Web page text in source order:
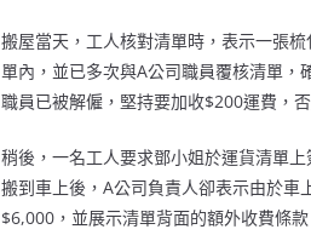
搬屋當天，工人核對清單時，表示一張
單內，並已多次與A公司職員覆核清單，
職員已被解僱，堅持要加收$200運費，
稍後，一名工人要求鄧小姐於運貨清單
搬到車上後，A公司負責人卻表示由於車
$6,000，並展示清單背面的額外收費條